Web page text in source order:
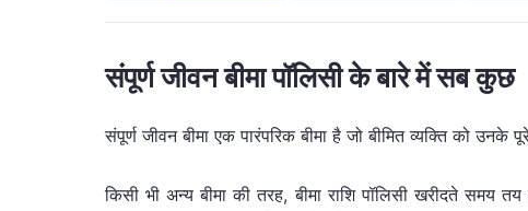
संपूर्ण जीवन बीमा पॉलिसी के बारे में सब कुछ
संपूर्ण जीवन बीमा एक पारंपरिक बीमा है जो बीमित व्यक्ति को
किसी भी अन्य बीमा की तरह, बीमा राशि पॉलिसी खरीदते समय